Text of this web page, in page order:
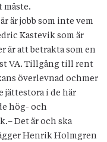
måste.
är jobb som inte vem
Kastevik som är
är att betrakta som en
VA. Tillgång till rent
överlevnad ochmer
jättestora i de här
hög- och
Det är och ska
Henrik Holmgren